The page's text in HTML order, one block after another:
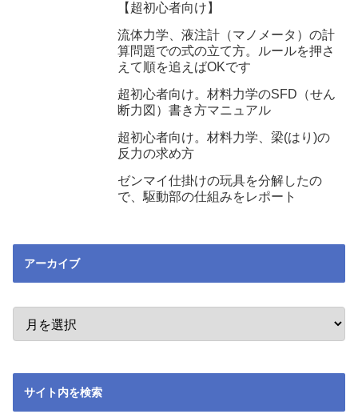
【超初心者向け】
流体力学、液注計（マノメータ）の計
算問題での式の立て方。ルールを押さ
えて順を追えばOKです
超初心者向け。材料力学のSFD（せん
断力図）書き方マニュアル
超初心者向け。材料力学、梁(はり)の
反力の求め方
ゼンマイ仕掛けの玩具を分解したの
で、駆動部の仕組みをレポート
アーカイブ
サイト内を検索